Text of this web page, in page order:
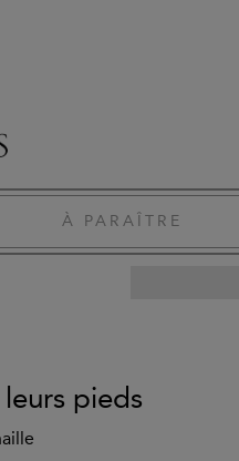
À PARAÎTRE
pieds